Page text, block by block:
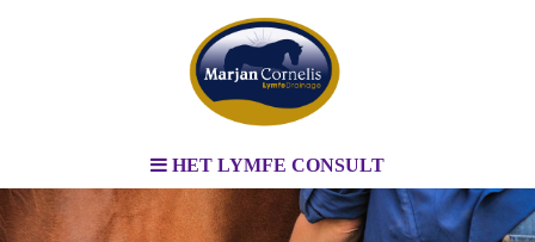
HET LYMFE CONSULT